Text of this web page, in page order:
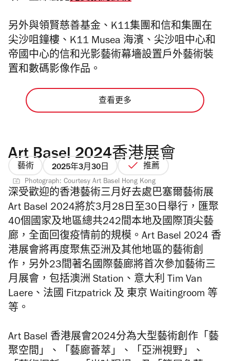
另外與領賢慈善基金、K11集團和信和集團在
尖沙咀鐘樓、K11 Musea 海濱、尖沙咀中心和
帝國中心的信和光影藝術幕墻設置戶外藝術裝
置和數碼影像作品。
查看更多
Art Basel 2024香港展會
藝術 2025年3月30日 推薦
Photograph: Courtesy Art Basel Hong Kong
深受歡迎的香港藝術三月好去處巴塞爾藝術展
Art Basel 2024將於3月28日至30日舉行，匯聚
40個國家及地區總共242間本地及國際頂尖藝
廊，全面回復疫情前的規模。Art Basel 2024 香
港展會將再度聚焦亞洲及其他地區的藝術創
作，另外23間著名國際藝廊將首次參加藝術三
月展會，包括澳洲 Station、意大利 Tim Van
Laere、法國 Fitzpatrick 及 東京 Waitingroom 等
等。
Art Basel 香港展會2024分為大型藝術創作「藝
聚空間」、「藝廊薈萃」、「亞洲視野」、